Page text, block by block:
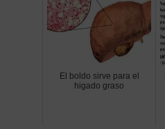
El boldo sirve para el
higado graso